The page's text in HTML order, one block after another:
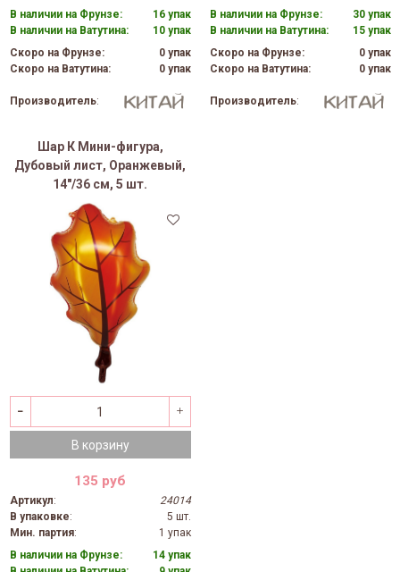
В наличии на Фрунзе:
16 упак
В наличии на Ватутина:
10 упак
Скоро на Фрунзе:
0 упак
Скоро на Ватутина:
0 упак
Производитель:
В наличии на Фрунзе:
30 упак
В наличии на Ватутина:
15 упак
Скоро на Фрунзе:
0 упак
Скоро на Ватутина:
0 упак
Производитель:
Шар К Мини-фигура,
Дубовый лист, Оранжевый,
14"/36 см, 5 шт.
В корзину
135 руб
Артикул:
24014
В упаковке:
5 шт.
Мин. партия:
1 упак
В наличии на Фрунзе:
14 упак